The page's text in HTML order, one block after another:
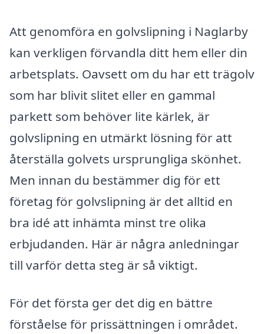
Att genomföra en golvslipning i Naglarby
kan verkligen förvandla ditt hem eller din
arbetsplats. Oavsett om du har ett trägolv
som har blivit slitet eller en gammal
parkett som behöver lite kärlek, är
golvslipning en utmärkt lösning för att
återställa golvets ursprungliga skönhet.
Men innan du bestämmer dig för ett
företag för golvslipning är det alltid en
bra idé att inhämta minst tre olika
erbjudanden. Här är några anledningar
till varför detta steg är så viktigt.
För det första ger det dig en bättre
förståelse för prissättningen i området.